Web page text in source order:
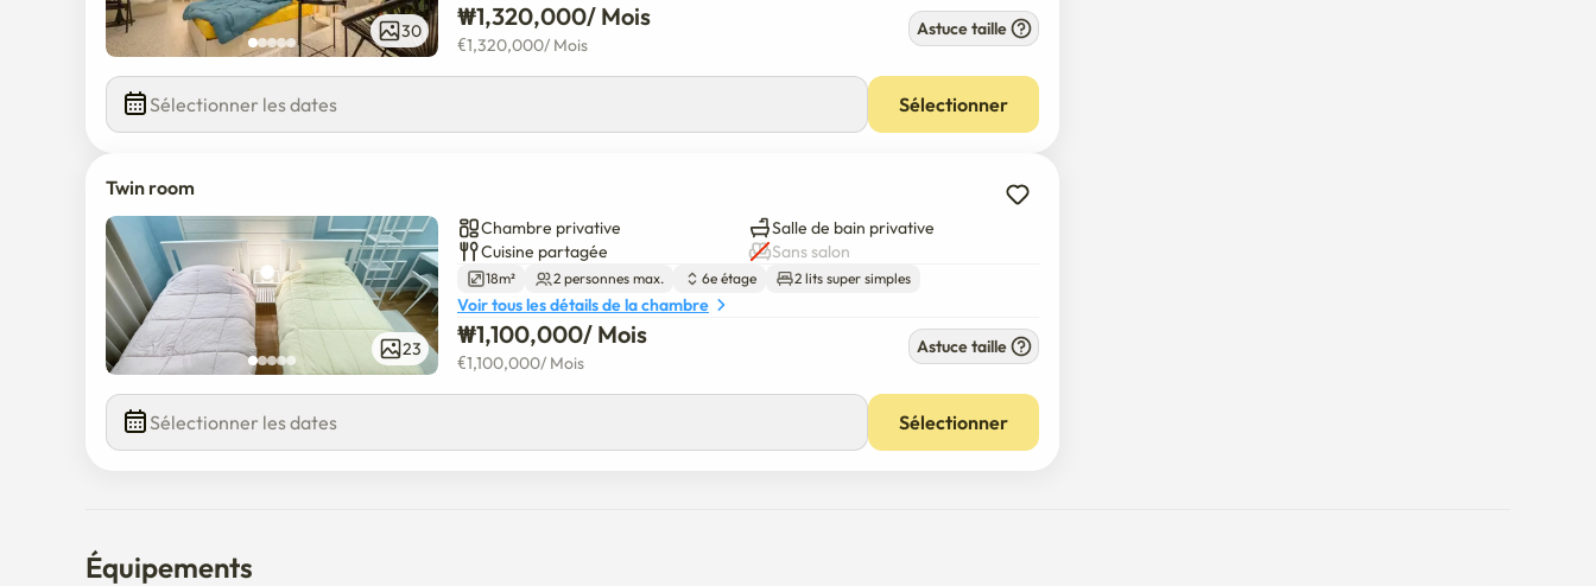
30 ₩1,320,000/ Mois
€1,320,000/ Mois
Astuce taille
Sélectionner les dates Sélectionner
Twin room
23
Chambre privative
Salle de bain privative
Cuisine partagée
Sans salon
18m² 2 personnes max. 6e étage 2 lits super simples
Voir tous les détails de la chambre
₩1,100,000/ Mois
€1,100,000/ Mois
Astuce taille
Sélectionner les dates Sélectionner
Équipements